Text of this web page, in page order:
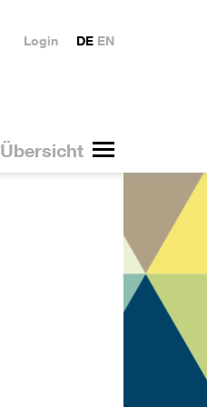
Übersicht
DE EN
Login